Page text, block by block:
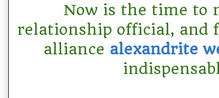
Now is the time to
relationship official, and
alliance alexandrite